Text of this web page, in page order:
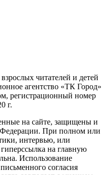
читателей и детей
агентство «ТК Город»
регистрационный номер
г.
на сайте, защищены и
Федерации. При полном или
интервью, или
на главную
Использование
согласия